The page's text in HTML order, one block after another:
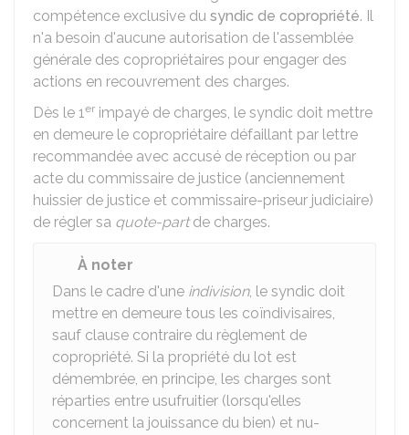
compétence exclusive du syndic de copropriété. Il
n'a besoin d'aucune autorisation de l'assemblée
générale des copropriétaires pour engager des
actions en recouvrement des charges.
Dès le 1er impayé de charges, le syndic doit mettre
en demeure le copropriétaire défaillant par lettre
recommandée avec accusé de réception ou par
acte du commissaire de justice (anciennement
huissier de justice et commissaire-priseur judiciaire)
de régler sa quote-partde charges.
À noter
Dans le cadre d'une indivision, le syndic doit
mettre en demeure tous les coïndivisaires,
sauf clause contraire du règlement de
copropriété. Si la propriété du lot est
démembrée, en principe, les charges sont
réparties entre usufruitier (lorsqu'elles
concernent la jouissance du bien) et nu-